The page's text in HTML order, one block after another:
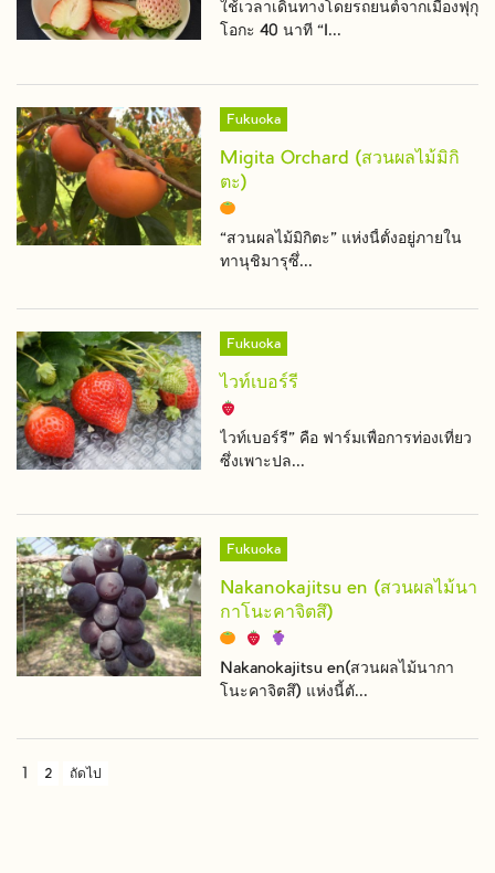
ใช้เวลาเดินทางโดยรถยนต์จากเมืองฟุกุ
โอกะ 40 นาที “I...
Fukuoka
Migita Orchard (สวนผลไม้มิกิ
ตะ)
“สวนผลไม้มิกิตะ” แห่งนี้ตั้งอยู่ภายใน
ทานุชิมารุซึ่...
Fukuoka
ไวท์เบอร์รี
ไวท์เบอร์รี" คือ ฟาร์มเพื่อการท่องเที่ยว
ซึ่งเพาะปล...
Fukuoka
Nakanokajitsu en (สวนผลไม้นา
กาโนะคาจิตสึ)
Nakanokajitsu en(สวนผลไม้นากา
โนะคาจิตสึ) แห่งนี้ตั...
1 2 ถัดไป